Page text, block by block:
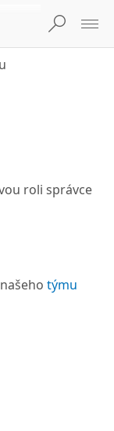
roli správce
týmu